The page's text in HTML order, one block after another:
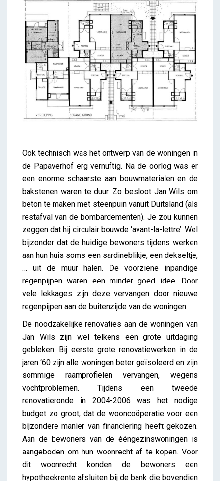
Ook technisch was het ontwerp van de woningen in
de Papaverhof erg vernuftig. Na de oorlog was er
een enorme schaarste aan bouwmaterialen en de
bakstenen waren te duur. Zo besloot Jan Wils om
beton te maken met steenpuin vanuit Duitsland (als
restafval van de bombardementen). Je zou kunnen
zeggen dat hij circulair bouwde ‘avant-la-lettre’. Wel
bijzonder dat de huidige bewoners tijdens werken
aan hun huis soms een sardineblikje, een dekseltje,
… uit de muur halen. De voorziene inpandige
regenpijpen waren een minder goed idee. Door
vele lekkages zijn deze vervangen door nieuwe
regenpijpen aan de buitenzijde van de woningen.
De noodzakelijke renovaties aan de woningen van
Jan Wils zijn wel telkens een grote uitdaging
gebleken. Bij eerste grote renovatiewerken in de
jaren ‘60 zijn alle woningen beter geïsoleerd en zijn
sommige raamprofielen vervangen, wegens
vochtproblemen. Tijdens een tweede
renovatieronde in 2004-2006 was het nodige
budget zo groot, dat de wooncoöperatie voor een
bijzondere manier van financiering heeft gekozen.
Aan de bewoners van de ééngezinswoningen is
aangeboden om hun woonrecht af te kopen. Voor
dit woonrecht konden de bewoners een
hypotheekrente afsluiten bij de bank die bovendien